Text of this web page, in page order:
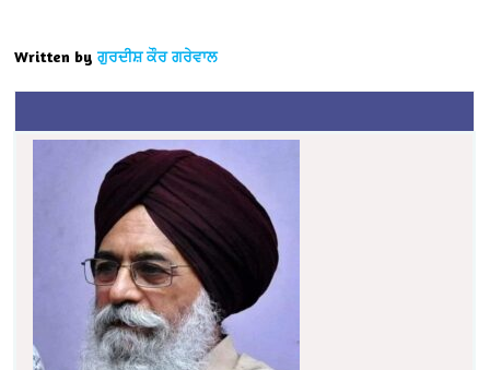
Written by ਗੁਰਦੀਸ਼ ਕੌਰ ਗਰੇਵਾਲ